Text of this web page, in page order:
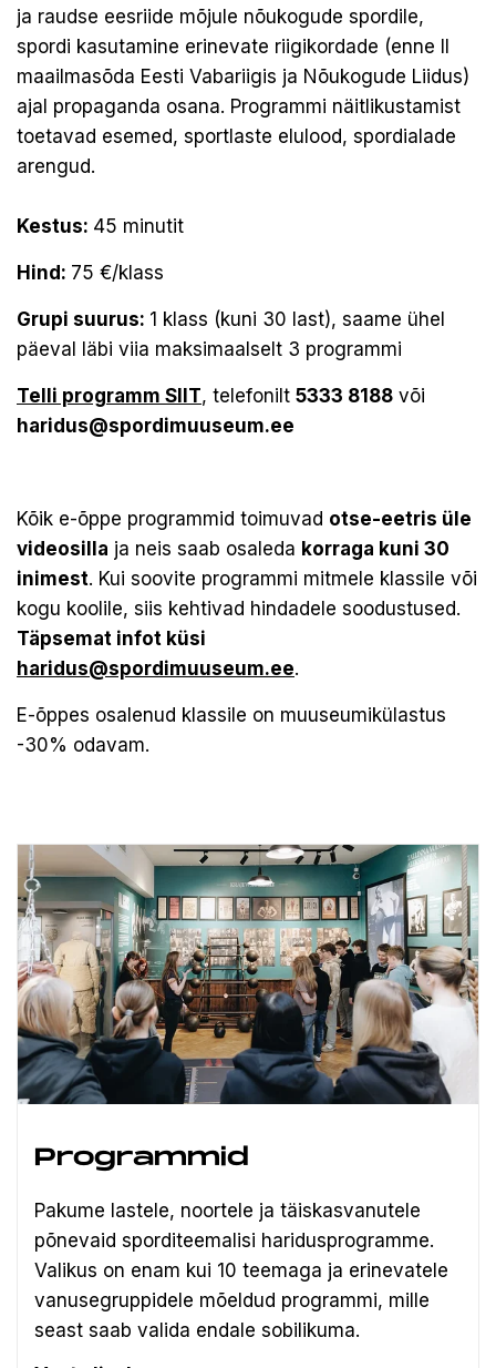
ja raudse eesriide mõjule nõukogude spordile,
spordi kasutamine erinevate riigikordade (enne II
maailmasõda Eesti Vabariigis ja Nõukogude Liidus)
ajal propaganda osana. Programmi näitlikustamist
toetavad esemed, sportlaste elulood, spordialade
arengud.
Kestus: 45 minutit
Hind: 75 €/klass
Grupi suurus: 1 klass (kuni 30 last), saame ühel
päeval läbi viia maksimaalselt 3 programmi
Telli programm SIIT, telefonilt 5333 8188 või
haridus@spordimuuseum.ee
Kõik e-õppe programmid toimuvad otse-eetris üle
videosilla ja neis saab osaleda korraga kuni 30
inimest. Kui soovite programmi mitmele klassile või
kogu koolile, siis kehtivad hindadele soodustused.
Täpsemat infot küsi
haridus@spordimuuseum.ee.
E-õppes osalenud klassile on muuseumikülastus
-30% odavam.
Programmid
Pakume lastele, noortele ja täiskasvanutele
põnevaid sporditeemalisi haridusprogramme.
Valikus on enam kui 10 teemaga ja erinevatele
vanusegruppidele mõeldud programmi, mille
seast saab valida endale sobilikuma.